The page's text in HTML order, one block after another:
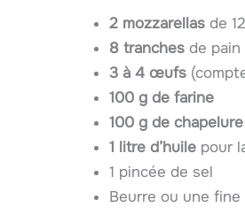
2 mozzarellas de
8 tranches de
3 à 4 œufs
100 g de farine
100 g de chapelure
1 litre d’huile pour
1 pincée de sel
Beurre ou une